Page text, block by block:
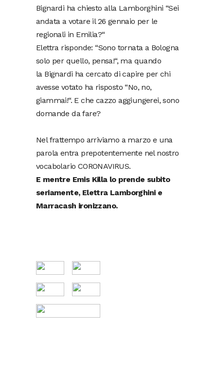
Bignardi ha chiesto alla Lamborghini “Sei
andata a votare il 26 gennaio per le
regionali in Emilia?“
Elettra risponde: “Sono tornata a Bologna
solo per quello, pensa!“, ma quando
la Bignardi ha cercato di capire per chi
avesse votato ha risposto “No, no,
giammai!“. E che cazzo aggiungerei, sono
domande da fare?
Nel frattempo arriviamo a marzo e una
parola entra prepotentemente nel nostro
vocabolario CORONAVIRUS.
E mentre Emis Killa lo prende subito
seriamente, Elettra Lamborghini e
Marracash ironizzano.